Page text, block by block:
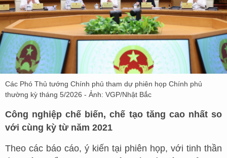
Các Phó Thủ tướng Chính phủ tham dự phiên họp Chính phủ
thường kỳ tháng 5/2026 - Ảnh: VGP/Nhật Bắc
Công nghiệp chế biến, chế tạo tăng cao nhất so
với cùng kỳ từ năm 2021
Theo các báo cáo, ý kiến tại phiên họp, với tinh thần